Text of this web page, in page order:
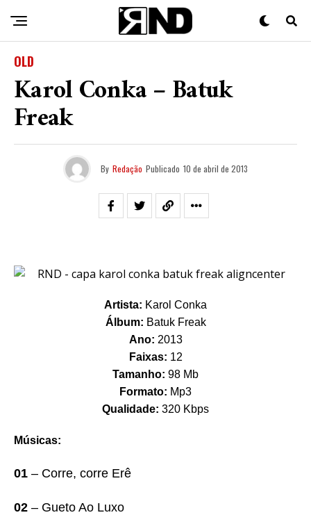
OLD
Karol Conka – Batuk
Freak
By Redação Publicado 10 de abril de 2013
Artista: Karol Conka
Álbum: Batuk Freak
Ano: 2013
Faixas: 12
Tamanho: 98 Mb
Formato: Mp3
Qualidade: 320 Kbps
Músicas:
01 – Corre, corre Erê
02 – Gueto Ao Luxo